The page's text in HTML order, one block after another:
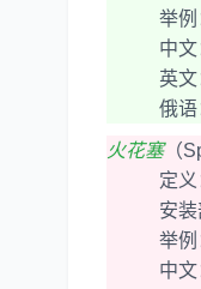
举例
中文：
英文：
俄语：
火花塞（
定义：
安装部
举例
中文：